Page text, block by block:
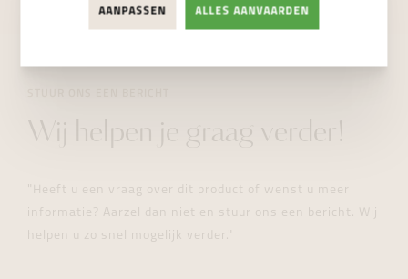
Wij helpen je graag verder!
"Heeft u een vraag over dit product of wenst u meer
informatie? Aarzel dan niet en stuur ons een bericht. Wij
helpen u zo snel mogelijk verder."
AANPASSEN ALLES AANVAARDEN